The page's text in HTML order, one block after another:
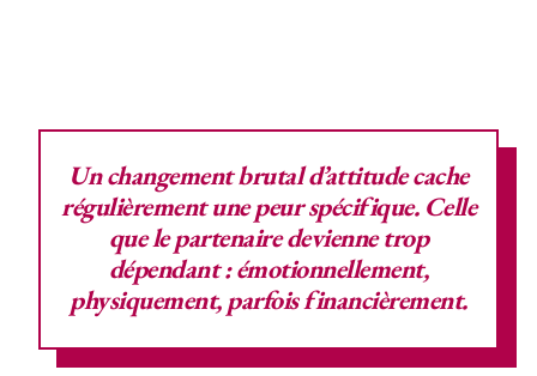
Un changement brutal d’attitude cache
régulièrement une peur spécifique. Celle
que le partenaire devienne trop
dépendant : émotionnellement,
physiquement, parfois financièrement.